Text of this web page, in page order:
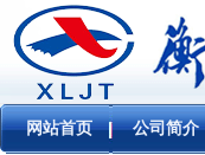
网站首页 公司简介